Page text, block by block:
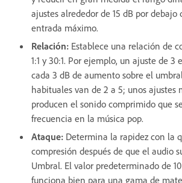
ajustes alrededor de 15 dB por debajo
entrada máximo.
Relación: Establece una relación de
1:1 y 30:1. Por ejemplo, un ajuste de 3
cada 3 dB de aumento sobre el
habituales van de 2 a 5; unos ajustes
producen el sonido comprimido que
frecuencia en la música pop.
Ataque: Determina la rapidez con la
compresión después de que el audio
Umbral. El valor predeterminado de
funciona bien para una gama de